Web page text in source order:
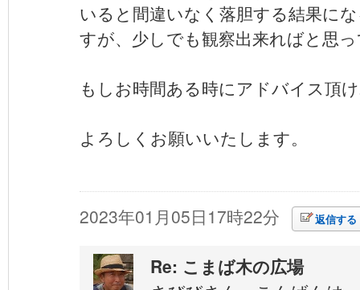
いると間違いなく落胆する結果に
すが、少しでも観察出来ればと思
もしお時間ある時にアドバイス頂
よろしくお願いいたします。
2023年01月05日17時22分 返信する
Re: こまば木の広場